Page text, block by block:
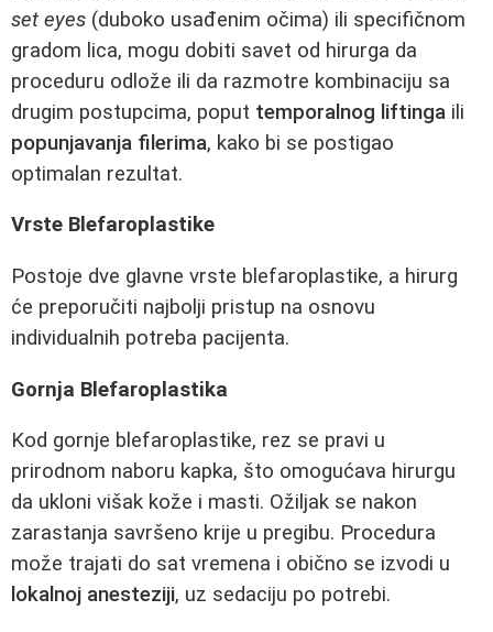
set eyes (duboko usađenim očima) ili specifičnom
gradom lica, mogu dobiti savet od hirurga da
proceduru odlože ili da razmotre kombinaciju sa
drugim postupcima, poput temporalnog liftinga ili
popunjavanja filerima, kako bi se postigao
optimalan rezultat.
Vrste Blefaroplastike
Postoje dve glavne vrste blefaroplastike, a hirurg
će preporučiti najbolji pristup na osnovu
individualnih potreba pacijenta.
Gornja Blefaroplastika
Kod gornje blefaroplastike, rez se pravi u
prirodnom naboru kapka, što omogućava hirurgu
da ukloni višak kože i masti. Ožiljak se nakon
zarastanja savršeno krije u pregibu. Procedura
može trajati do sat vremena i obično se izvodi u
lokalnoj anesteziji, uz sedaciju po potrebi.